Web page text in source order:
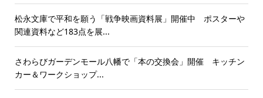
松永文庫で平和を願う「戦争映画資料展」開催中 ポスターや
関連資料など183点を展...
さわらびガーデンモール八幡で「本の交換会」開催 キッチン
カー＆ワークショップ...